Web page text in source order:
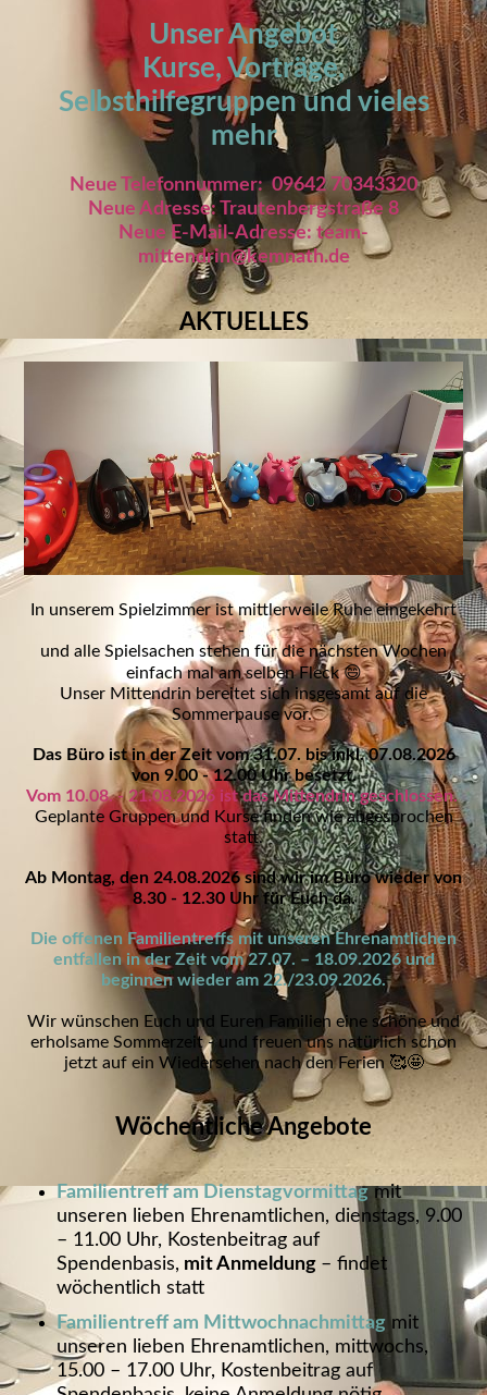
Unser Angebot
Kurse, Vorträge,
Selbsthilfegruppen und vieles
mehr
Neue Telefonnummer: 09642 70343320
Neue Adresse: Trautenbergstraße 8
Neue E-Mail-Adresse: team-
mittendrin@kemnath.de
AKTUELLES
In unserem Spielzimmer ist mittlerweile Ruhe eingekehrt
-
und alle Spielsachen stehen für die nächsten Wochen
einfach mal am selben Fleck 😄
Unser Mittendrin bereitet sich insgesamt auf die
Sommerpause vor.
Das Büro ist in der Zeit vom 31.07. bis inkl. 07.08.2026
von 9.00 - 12.00 Uhr besetzt.
Vom 10.08. - 21.08.2026 ist das Mittendrin geschlossen.
Geplante Gruppen und Kurse finden wie abgesprochen
statt.
Ab Montag, den 24.08.2026 sind wir im Büro wieder von
8.30 - 12.30 Uhr für Euch da.
Die offenen Familientreffs mit unseren Ehrenamtlichen
entfallen in der Zeit vom 27.07. – 18.09.2026 und
beginnen wieder am 22./23.09.2026.
Wir wünschen Euch und Euren Familien eine schöne und
erholsame Sommerzeit - und freuen uns natürlich schon
jetzt auf ein Wiedersehen nach den Ferien 🥰🤩
Wöchentliche Angebote
Familientreff am Dienstagvormittag mit
unseren lieben Ehrenamtlichen, dienstags, 9.00
– 11.00 Uhr, Kostenbeitrag auf
Spendenbasis, mit Anmeldung – findet
wöchentlich statt
Familientreff am Mittwochnachmittag mit
unseren lieben Ehrenamtlichen, mittwochs,
15.00 – 17.00 Uhr, Kostenbeitrag auf